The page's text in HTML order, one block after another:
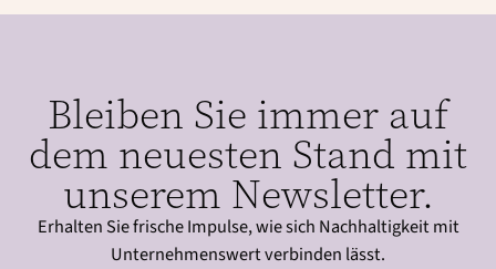
Bleiben Sie immer auf
dem neuesten Stand mit
unserem Newsletter.
Erhalten Sie frische Impulse, wie sich Nachhaltigkeit mit
Unternehmenswert verbinden lässt.